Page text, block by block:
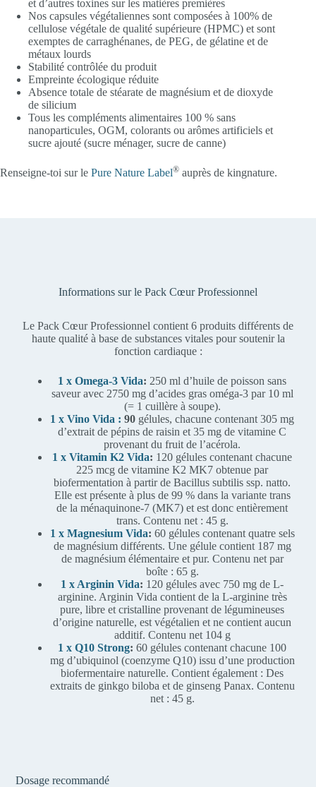
et d’autres toxines sur les matières premières
Nos capsules végétaliennes sont composées à 100% de
cellulose végétale de qualité supérieure (HPMC) et sont
exemptes de carraghénanes, de PEG, de gélatine et de
métaux lourds
Stabilité contrôlée du produit
Empreinte écologique réduite
Absence totale de stéarate de magnésium et de dioxyde
de silicium
Tous les compléments alimentaires 100 % sans
nanoparticules, OGM, colorants ou arômes artificiels et
sucre ajouté (sucre ménager, sucre de canne)
Renseigne-toi sur le Pure Nature Label® auprès de kingnature.
Informations sur le Pack Cœur Professionnel
Le Pack Cœur Professionnel contient 6 produits différents de
haute qualité à base de substances vitales pour soutenir la
fonction cardiaque :
1 x Omega-3 Vida: 250 ml d’huile de poisson sans
saveur avec 2750 mg d’acides gras oméga-3 par 10 ml
(= 1 cuillère à soupe).
1 x Vino Vida : 90 gélules, chacune contenant 305 mg
d’extrait de pépins de raisin et 35 mg de vitamine C
provenant du fruit de l’acérola.
1 x Vitamin K2 Vida: 120 gélules contenant chacune
225 mcg de vitamine K2 MK7 obtenue par
biofermentation à partir de Bacillus subtilis ssp. natto.
Elle est présente à plus de 99 % dans la variante trans
de la ménaquinone-7 (MK7) et est donc entièrement
trans. Contenu net : 45 g.
1 x Magnesium Vida: 60 gélules contenant quatre sels
de magnésium différents. Une gélule contient 187 mg
de magnésium élémentaire et pur. Contenu net par
boîte : 65 g.
1 x Arginin Vida: 120 gélules avec 750 mg de L-
arginine. Arginin Vida contient de la L-arginine très
pure, libre et cristalline provenant de légumineuses
d’origine naturelle, est végétalien et ne contient aucun
additif. Contenu net 104 g
1 x Q10 Strong: 60 gélules contenant chacune 100
mg d’ubiquinol (coenzyme Q10) issu d’une production
biofermentaire naturelle. Contient également : Des
extraits de ginkgo biloba et de ginseng Panax. Contenu
net : 45 g.
Dosage recommandé